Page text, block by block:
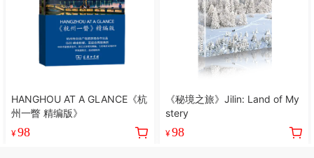
HANGHOU AT A GLANCE《杭
州一瞥 精编版》
¥98
《秘境之旅》Jilin: Land of My
stery
¥98